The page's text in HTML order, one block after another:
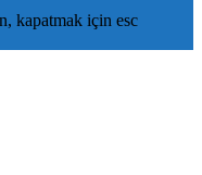
kapatmak için esc